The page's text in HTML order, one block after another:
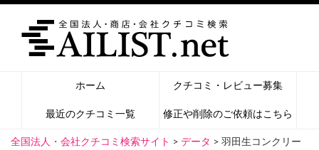
ホーム クチコミ・レビュー募集
最近のクチコミ一覧 修正や削除のご依頼はこちら
全国法人・会社クチコミ検索サイト > データ > 羽田生コンクリー